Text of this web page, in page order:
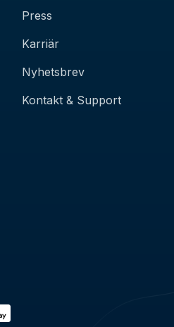
Press
Karriär
Nyhetsbrev
Kontakt & Support